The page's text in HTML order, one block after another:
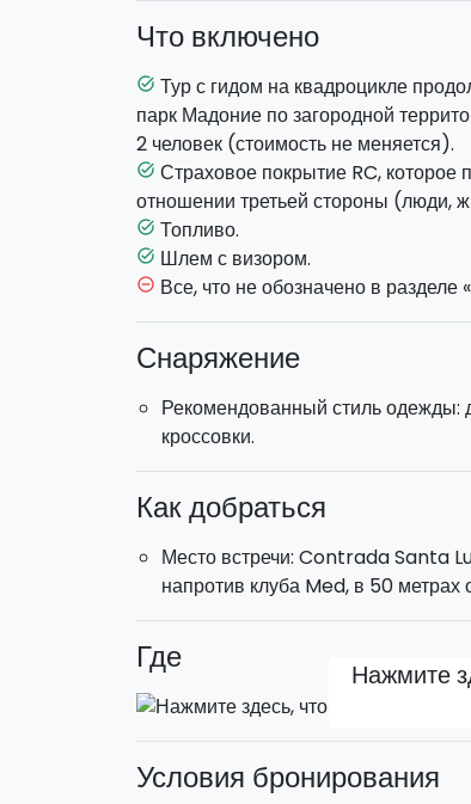
покажут, как пользоваться
сопровождать 2 гида, держащие
закрывать колонну.
Что включено
task_alt Тур с гидом на квадроцикле
парк Мадоние по загородной
2 человек (стоимость не меняется).
task_alt Страховое покрытие RC, которое
отношении третьей стороны (люди,
task_alt Топливо.
task_alt Шлем с визором.
remove_circle_outline Все, что не обозначено в разделе
Снаряжение
Рекомендованный стиль одежды:
кроссовки.
Как добраться
Место встречи: Contrada Santa
напротив клуба Med, в 50 метрах
Где
Нажмите
Условия бронирования